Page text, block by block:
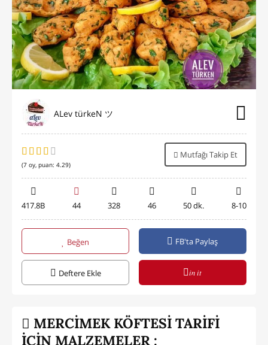
ALev türkeN ツ
(7 oy, puan: 4.29)
Mutfağı Takip Et
417.8B 44 328 46 50 dk. 8-10
Beğen FB'ta Paylaş
Deftere Ekle in it
MERCİMEK KÖFTESİ TARİFİ
İÇİN MALZEMELER :